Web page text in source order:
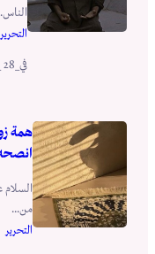
التحرير
في
همة
السلام
من...
التحرير